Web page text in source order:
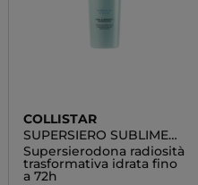
COLLISTAR
SUPERSIERO SUBLIME
IDRA-ILLUMINANTE
RINNOVATORE
Supersierodona radiosità
trasformativa idrata fino
a 72h